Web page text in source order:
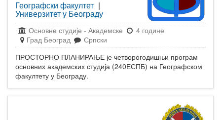
Географски факултет |
Универзитет у Београду
Основне студије - Академске
4 године
Град Београд
Српски
ПРОСТОРНО ПЛАНИРАЊЕ је четворогодишњи програм
основних академских студија (240ЕСПБ) на Географском
факултету у Београду.